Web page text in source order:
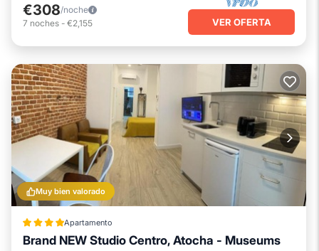
€308/noche
7 noches - €2,155 VER OFERTA
Muy bien valorado
Apartamento
Brand NEW Studio Centro, Atocha - Museums